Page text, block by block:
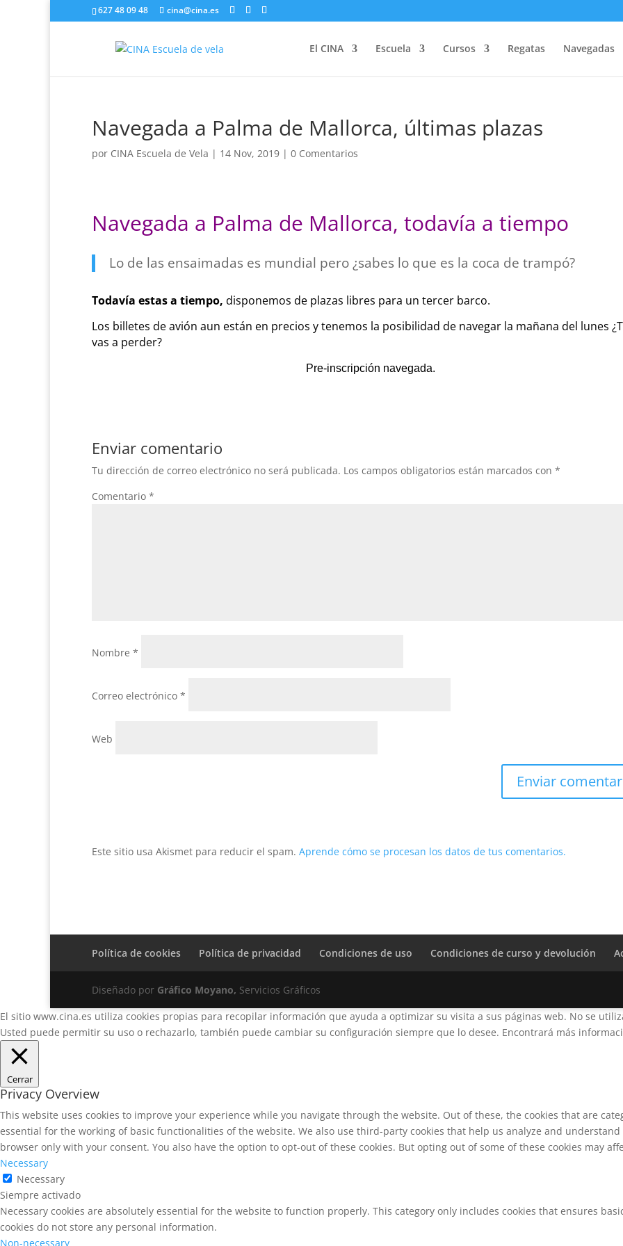
627 48 09 48 cina@cina.es
El CINA Escuela Cursos Regatas Navegadas
Navegada a Palma de Mallorca, últimas plazas
por CINA Escuela de Vela | 14 Nov, 2019 | 0 Comentarios
Navegada a Palma de Mallorca, todavía a tiempo
Lo de las ensaimadas es mundial pero ¿sabes lo que es la coca de trampó?
Todavía estas a tiempo, disponemos de plazas libres para un tercer barco.
Los billetes de avión aun están en precios y tenemos la posibilidad de navegar la mañana del lunes
vas a perder?
Pre-inscripción navegada.
Enviar comentario
Tu dirección de correo electrónico no será publicada. Los campos obligatorios están marcados con *
Comentario *
Nombre *
Correo electrónico *
Web
Este sitio usa Akismet para reducir el spam. Aprende cómo se procesan los datos de tus comentarios.
Política de cookies Política de privacidad Condiciones de uso Condiciones de curso y devolución
Diseñado por Gráfico Moyano, Servicios Gráficos
El sitio www.cina.es utiliza cookies propias para recopilar información que ayuda a optimizar su visita a sus páginas web. No se
Usted puede permitir su uso o rechazarlo, también puede cambiar su configuración siempre que lo desee. Encontrará más
Cerrar
Privacy Overview
This website uses cookies to improve your experience while you navigate through the website. Out of these, the cookies that are
essential for the working of basic functionalities of the website. We also use third-party cookies that help us analyze and
browser only with your consent. You also have the option to opt-out of these cookies. But opting out of some of these cookies may
Necessary
Necessary
Siempre activado
Necessary cookies are absolutely essential for the website to function properly. This category only includes cookies that ensures
cookies do not store any personal information.
Non-necessary